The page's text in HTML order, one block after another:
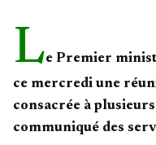
Le Premier
ce mercredi une
consacrée à
communiqué des